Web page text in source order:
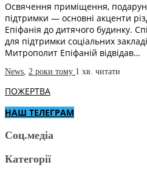
Освячення приміщення,
підтримки — основні акценти
Епіфанія до дитячого будинку.
для підтримки соціальних
Митрополит Епіфаній відвідав…
News, 2 роки тому 1 хв. читати
ПОЖЕРТВА
НАШ ТЕЛЕГРАМ
Соц.медіа
Категорії